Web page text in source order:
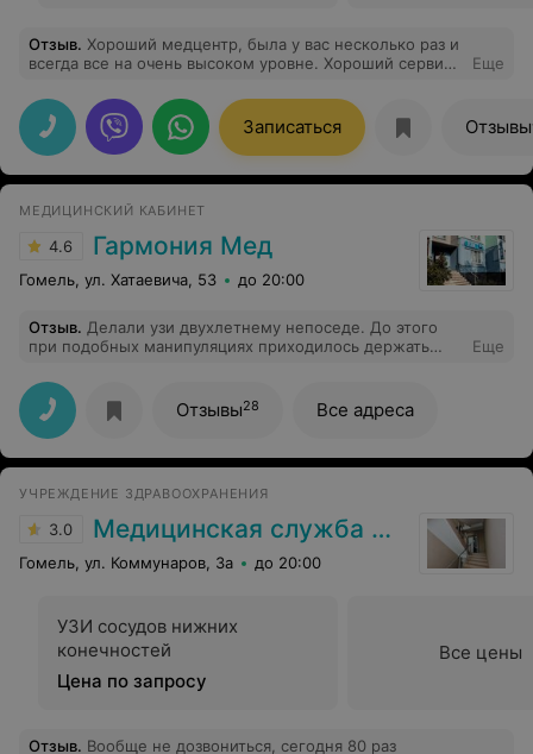
Отзыв. Хороший медцентр, была у вас несколько раз и
всегда все на очень высоком уровне. Хороший сервис,
атмосфера и квалифицированные специалисты!
Рекомендую!
Еще
Записаться Отзывы
МЕДИЦИНСКИЙ КАБИНЕТ
4.6 Гармония Мед
Гомель, ул. Хатаевича, 53 до 20:00
Отзыв. Делали узи двухлетнему непоседе. До этого
при подобных манипуляциях приходилось держать
успокоила, была максимально корректна и
внимательна. Рассказала все нюансы, ответила на все
вопросы. Врача рекомендую!
Еще
Отзывы28 Все адреса
УЧРЕЖДЕНИЕ ЗДРАВООХРАНЕНИЯ
3.0 Медицинская служба ДФиТ МВД по Гомельской области
Гомель, ул. Коммунаров, 3а до 20:00
УЗИ сосудов нижних
конечностей
Цена по запросу
Все цены
Отзыв. Вообще не дозвониться, сегодня 80 раз